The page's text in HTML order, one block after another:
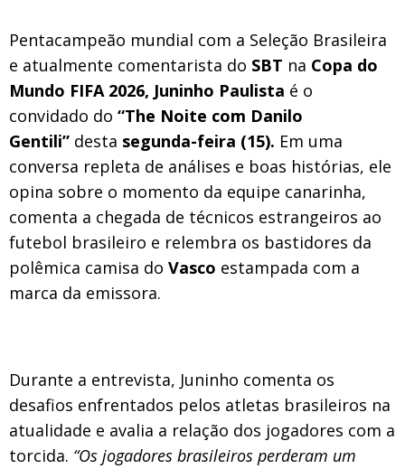
Pentacampeão mundial com a Seleção Brasileira
e atualmente comentarista do SBT na Copa do
Mundo FIFA 2026, Juninho Paulista é o
convidado do “The Noite com Danilo
Gentili” desta segunda-feira (15). Em uma
conversa repleta de análises e boas histórias, ele
opina sobre o momento da equipe canarinha,
comenta a chegada de técnicos estrangeiros ao
futebol brasileiro e relembra os bastidores da
polêmica camisa do Vasco estampada com a
marca da emissora.
Durante a entrevista, Juninho comenta os
desafios enfrentados pelos atletas brasileiros na
atualidade e avalia a relação dos jogadores com a
torcida. “Os jogadores brasileiros perderam um